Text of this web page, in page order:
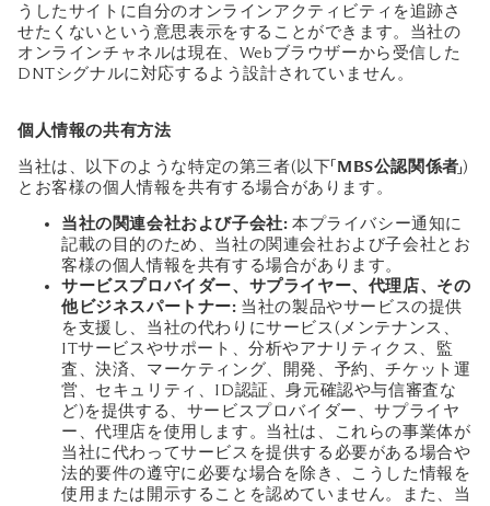
うしたサイトに自分のオンラインアクティビティを追跡さ
せたくないという意思表示をすることができます。当社の
オンラインチャネルは現在、Webブラウザーから受信した
DNTシグナルに対応するよう設計されていません。
個人情報の共有方法
当社は、以下のような特定の第三者(以下「 MBS公認関係者」)
とお客様の個人情報を共有する場合があります。
当社の関連会社および子会社: 本プライバシー通知に
記載の目的のため、当社の関連会社および子会社とお
客様の個人情報を共有する場合があります。
サービスプロバイダー、サプライヤー、代理店、その
他ビジネスパートナー: 当社の製品やサービスの提供
を支援し、当社の代わりにサービス(メンテナンス、
ITサービスやサポート、分析やアナリティクス、監
査、決済、マーケティング、開発、予約、チケット運
営、セキュリティ、ID認証、身元確認や与信審査な
ど)を提供する、サービスプロバイダー、サプライヤ
ー、代理店を使用します。当社は、これらの事業体が
当社に代わってサービスを提供する必要がある場合や
法的要件の遵守に必要な場合を除き、こうした情報を
使用または開示することを認めていません。また、当